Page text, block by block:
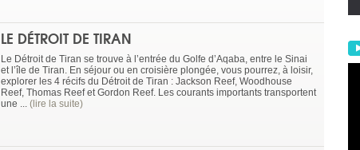
LE DÉTROIT DE TIRAN
Le Détroit de Tiran se trouve à l’entrée du Golfe d’Aqaba, entre le Sinai
et l’île de Tiran. En séjour ou en croisière plongée, vous pourrez, à loisir,
explorer les 4 récifs du Détroit de Tiran : Jackson Reef, Woodhouse
Reef, Thomas Reef et Gordon Reef. Les courants importants transportent
une ... (lire la suite)